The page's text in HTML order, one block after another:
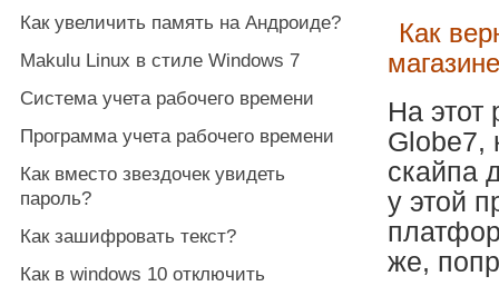
Как
На этот
Globe7,
скайпа
у этой
же,
Как увеличить память на Андроиде?
Makulu Linux в стиле Windows 7
Система учета рабочего времени
Программа учета рабочего времени
Как вместо звездочек увидеть
пароль?
Как зашифровать текст?
Как в windows 10 отключить